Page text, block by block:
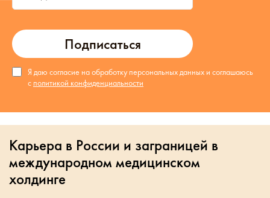
Подписаться
Я даю согласие на обработку персональных данных и соглашаюсь
с политикой конфиденциальности
Карьера в России и заграницей в
международном медицинском
холдинге